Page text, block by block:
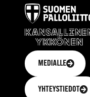
MEDIALLE
YHTEYSTIEDOT